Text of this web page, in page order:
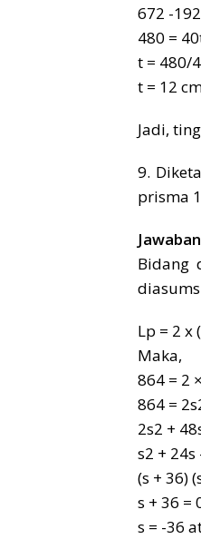
672 -
480 =
t = 480/
t = 12
Jadi,
9.
prisma
Jawaban
Bidang
Lp = 2 x
Maka,
864 = 2
864 =
2s2 +
s2 + 24s
(s + 36)
s + 36 =
s = -36